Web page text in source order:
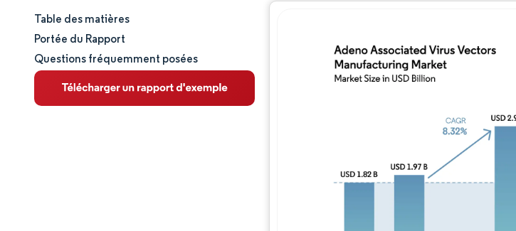
Taille et part de marché
Analyse du marché
Tendances et perspectives
Table des matières
Portée du Rapport
Questions fréquemment posées
Image © Mordor